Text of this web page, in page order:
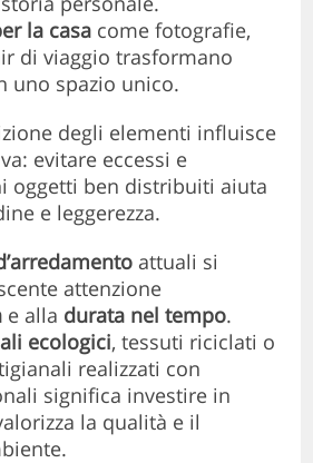
la casa come fotografie,
di viaggio trasformano
uno spazio unico.
degli elementi influisce
evitare eccessi e
oggetti ben distribuiti aiuta
e leggerezza.
attuali si
attenzione
e alla durata nel tempo.
ecologici, tessuti riciclati o
realizzati con
significa investire in
la qualità e il